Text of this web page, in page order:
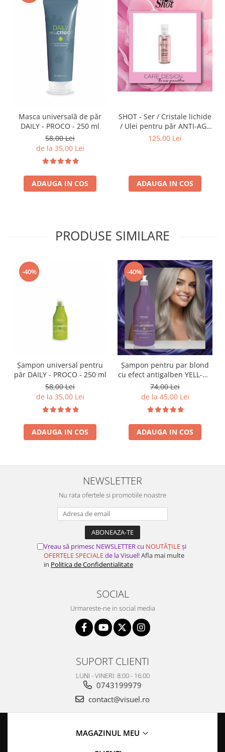
Masca universală de păr
DAILY - PROCO - 250 ml
58,00 Lei
de la 35,00 Lei
ADAUGA IN COS
SHOT - Ser / Cristale lichide
/ Ulei pentru păr ANTI-AGE
(roz) - 100 ml
125,00 Lei
ADAUGA IN COS
PRODUSE SIMILARE
-40%
Șampon universal pentru
păr DAILY - PROCO - 250 ml
58,00 Lei
de la 35,00 Lei
ADAUGA IN COS
-40%
Șampon pentru par blond
cu efect antigalben YELL-O -
PROCO - 1 L
74,00 Lei
de la 45,00 Lei
ADAUGA IN COS
NEWSLETTER
Nu rata ofertele si promotiile noastre
Vreau să primesc NEWSLETTER cu NOUTĂȚILEși
OFERTELE SPECIALEde la Visuel!Afla mai multe
in Politica de Confidentialitate
SOCIAL
Urmareste-ne in social media
SUPORT CLIENTI
LUNI - VINERI: 8:00 - 16:00
0743199979
contact@visuel.ro
MAGAZINUL MEU